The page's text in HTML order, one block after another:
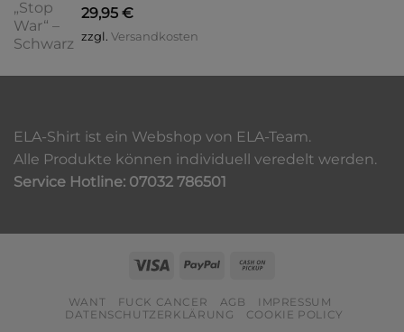
29,95 €
zzgl. Versandkosten
ELA-Shirt ist ein Webshop von ELA-Team.
Alle Produkte können individuell veredelt werden.
Service Hotline: 07032 786501
Visa PayPal
Pickup
WANT FUCK CANCER AGB
IMPRESSUM
DATENSCHUTZERKLÄRUNG
COOKIE POLICY